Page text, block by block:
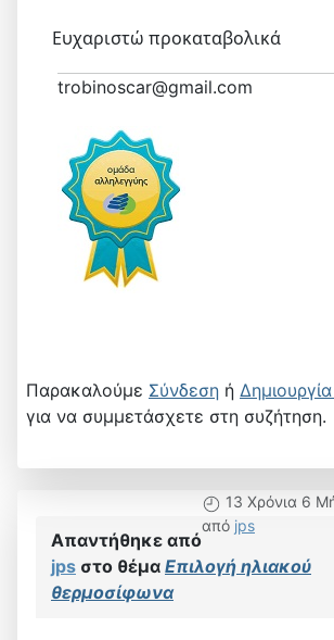
Ευχαριστώ προκαταβολικά
trobinoscar@gmail.com
Παρακαλούμε Σύνδεση ή
για να συμμετάσχετε στη συζήτηση.
13 Χρόνια 6
από jps
Απαντήθηκε από
jps στο θέμα Επιλογή ηλιακού
θερμοσίφωνα